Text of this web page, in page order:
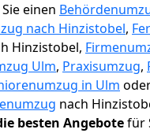
einen
nach Hinzistobel,
Hinzistobel,
Ulm, Praxisumzug,
in Ulm
nach
besten Angebotefür